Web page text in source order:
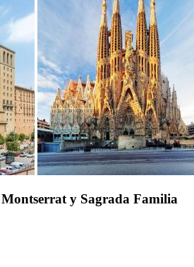
y Sagrada Familia